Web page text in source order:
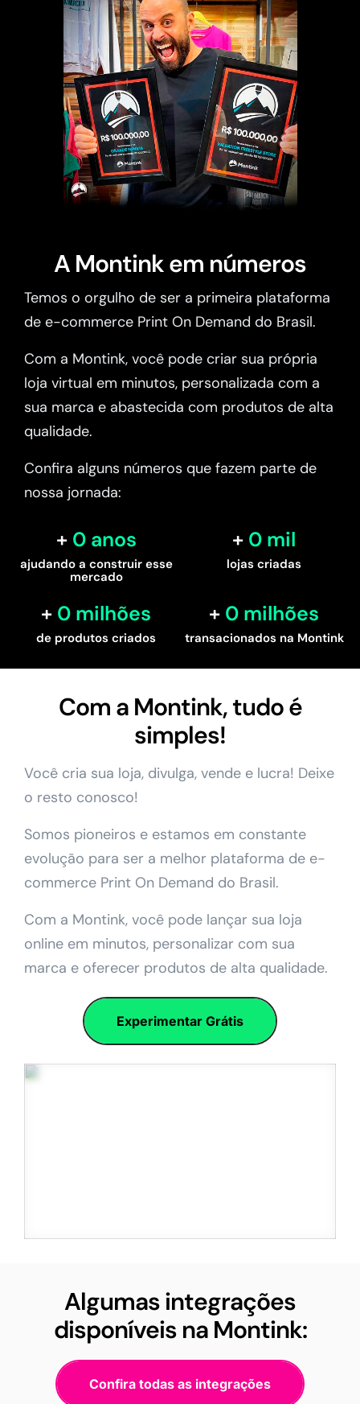
A Montink em números
Temos o orgulho de ser a primeira plataforma
de e-commerce Print On Demand do Brasil.
Com a Montink, você pode criar sua própria
loja virtual em minutos, personalizada com a
sua marca e abastecida com produtos de alta
qualidade.
Confira alguns números que fazem parte de
nossa jornada:
ajudando a construir esse
mercado
0 anos
lojas criadas
0 mil
de produtos criados
0 milhões
transacionados na Montink
0 milhões
Com a Montink, tudo é
simples!
Você cria sua loja, divulga, vende e lucra! Deixe
o resto conosco!
Somos pioneiros e estamos em constante
evolução para ser a melhor plataforma de e-
commerce Print On Demand do Brasil.
Com a Montink, você pode lançar sua loja
online em minutos, personalizar com sua
marca e oferecer produtos de alta qualidade.
Experimentar Grátis
Algumas integrações
disponíveis na Montink:
Confira todas as integrações